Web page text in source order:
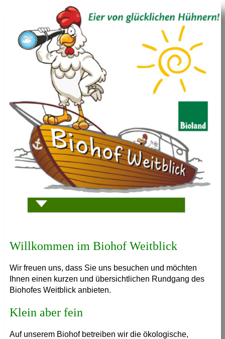
Willkommen im Biohof Weitblick
Wir freuen uns, dass Sie uns besuchen und möchten
Ihnen einen kurzen und übersichtlichen Rundgang des
Biohofes Weitblick anbieten.
Klein aber fein
Auf unserem Biohof betreiben wir die ökologische,